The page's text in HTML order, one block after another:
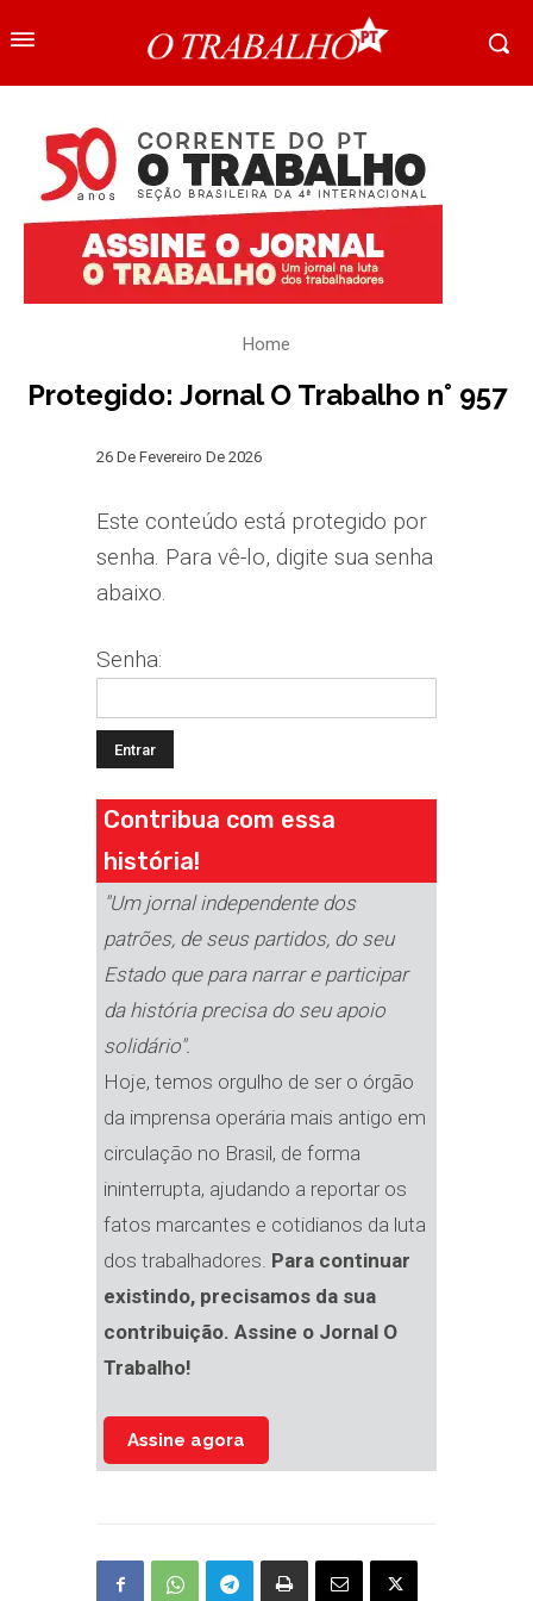
Home
Protegido: Jornal O Trabalho n° 957
26 De Fevereiro De 2026
Este conteúdo está protegido por
senha. Para vê-lo, digite sua senha
abaixo.
Senha:
Contribua com essa
história!
"Um jornal independente dos
patrões, de seus partidos, do seu
Estado que para narrar e participar
da história precisa do seu apoio
solidário".
Hoje, temos orgulho de ser o órgão
da imprensa operária mais antigo em
circulação no Brasil, de forma
ininterrupta, ajudando a reportar os
fatos marcantes e cotidianos da luta
dos trabalhadores. Para continuar
existindo, precisamos da sua
contribuição. Assine o Jornal O
Trabalho!
Assine agora